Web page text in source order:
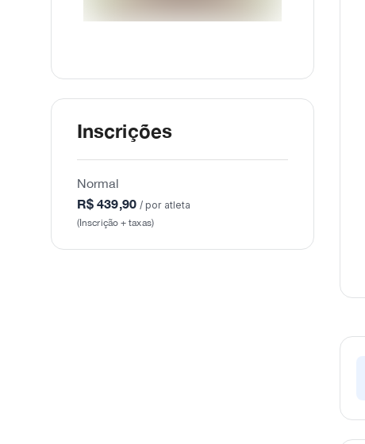
Inscrições
Normal
R$ 439,90 / por atleta
(Inscrição + taxas)